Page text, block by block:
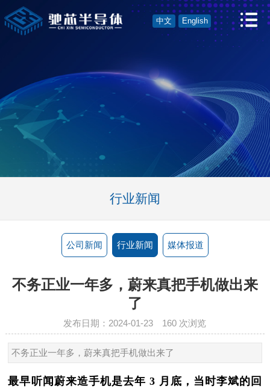
中文 English
行业新闻
公司新闻 行业新闻 媒体报道
不务正业一年多，蔚来真把手机做出来
了
发布日期：2024-01-23 160 次浏览
不务正业一年多，蔚来真把手机做出来了
最早听闻蔚来造手机是去年 3 月底，当时李斌的回